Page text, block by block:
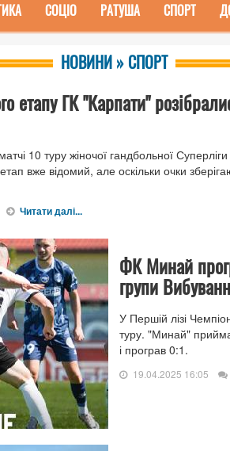
СОЦІО РАТУША СПОРТ
НОВИНИ » СПОРТ
етапу ГК "Карпати"
10 туру жіночої гандбольної
вже відомий, але оскільки очки
Читати далі...
ФК Минай
групи
У Першій лізі
туру. "Минай"
і програв 0:1.
19.04.2025 16:05